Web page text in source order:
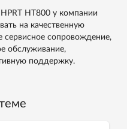
HT800 у компании
на качественную
сервисное сопровождение,
обслуживание,
поддержку.